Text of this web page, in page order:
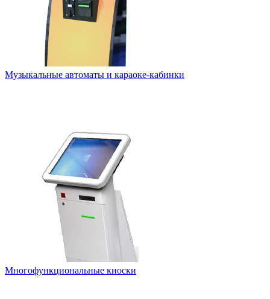
Музыкальные автоматы и караоке-кабинки
Многофункциональные киоски